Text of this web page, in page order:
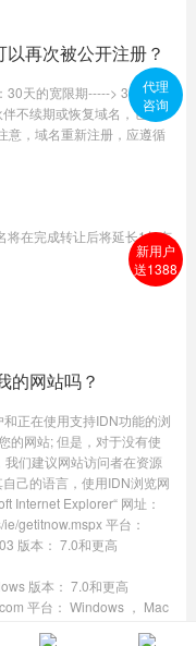
再次被公开注册？
30天的宽限期-----> 30天内
不续期或恢复域名，它将
意，域名重新注册，应遵循
将在完成转让后将延长1年有
的网站吗？
正在使用支持IDN功能的浏
的网站; 但是，对于没有使
们建议网站访问者在资源
己的语言，使用IDN浏览网
Internet Explorer“ 网址：
getitnow.mspx 平台：
版本： 7.0和更高
版本： 7.0和更高
平台： Windows ， Mac
代理
咨询
新用户
送1388